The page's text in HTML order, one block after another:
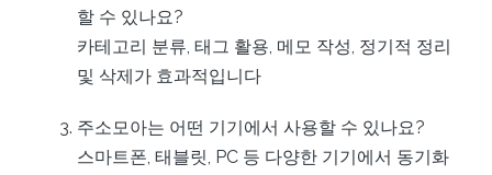
할 수 있나요?
카테고리 분류, 태그 활용, 메모 작성, 정기적 정리
및 삭제가 효과적입니다
주소모아는 어떤 기기에서 사용할 수 있나요?
스마트폰, 태블릿, PC 등 다양한 기기에서 동기화